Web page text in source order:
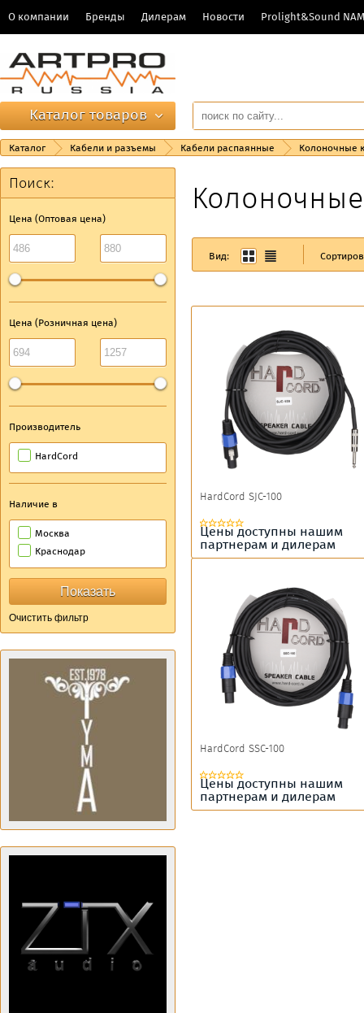
О компании Бренды Дилерам Новости Prolight&Sound
Каталог товаров
Каталог Кабели и разъемы Кабели распаянные Колоночные
Поиск:
Цена (Оптовая цена)
Цена (Розничная цена)
Производитель
HardCord
Наличие в
Москва
Краснодар
Вид:
HardCord SJC-100
Цены доступны нашим
партнерам и дилерам
HardCord SSC-100
Цены доступны нашим
партнерам и дилерам